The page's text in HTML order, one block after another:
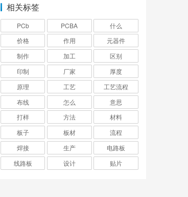
相关标签
PCb PCBA
什么
价格
作用
元器件
制作
加工
区别
印制
厂家
厚度
原理
工艺
工艺流程
布线
怎么
意思
打样
方法
材料
板子
板材
流程
焊接
生产
电路板
线路板
设计 贴片